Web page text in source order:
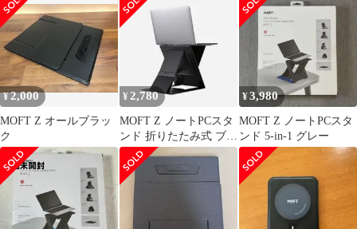
ス
¥2,000
MOFT Z オールブラッ
ク
¥2,780
MOFT Z ノートPCスタ
ンド 折りたたみ式 ブラ
ック
¥3,980
MOFT Z ノートPCスタ
ンド 5-in-1 グレー